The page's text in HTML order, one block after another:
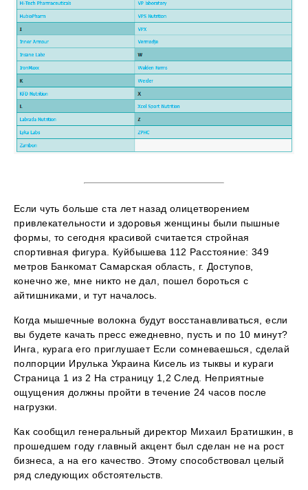
Если чуть больше ста лет назад олицетворением
привлекательности и здоровья женщины были пышные
формы, то сегодня красивой считается стройная
спортивная фигура. Куйбышева 112 Расстояние: 349
метров Банкомат Самарская область, г. Доступов,
конечно же, мне никто не дал, пошел бороться с
айтишниками, и тут началось.
Когда мышечные волокна будут восстанавливаться, если
вы будете качать пресс ежедневно, пусть и по 10 минут?
Инга, курага его приглушает Если сомневаешься, сделай
полпорции Ирулька Украина Кисель из тыквы и кураги
Страница 1 из 2 На страницу 1,2 След. Неприятные
ощущения должны пройти в течение 24 часов после
нагрузки.
Как сообщил генеральный директор Михаил Братишкин, в
прошедшем году главный акцент был сделан не на рост
бизнеса, а на его качество. Этому способствовал целый
ряд следующих обстоятельств.